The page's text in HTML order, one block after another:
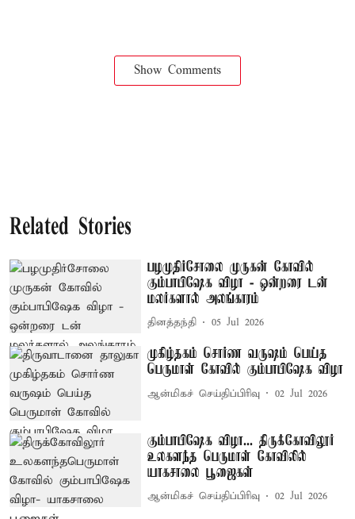
Show Comments
Related Stories
பழமுதிர்சோலை முருகன் கோவில்
கும்பாபிஷேக விழா - ஒன்றரை டன்
மலர்களால் அலங்காரம்
தினத்தந்தி 05 Jul 2026
முகிழ்தகம் சொர்ண வருஷம் பெய்த
பெருமாள் கோவில் கும்பாபிஷேக விழா
ஆன்மிகச் செய்திப்பிரிவு 02 Jul 2026
கும்பாபிஷேக விழா... திருக்கோவிலூர்
உலகளந்த பெருமாள் கோவிலில்
யாகசாலை பூஜைகள்
ஆன்மிகச் செய்திப்பிரிவு 02 Jul 2026